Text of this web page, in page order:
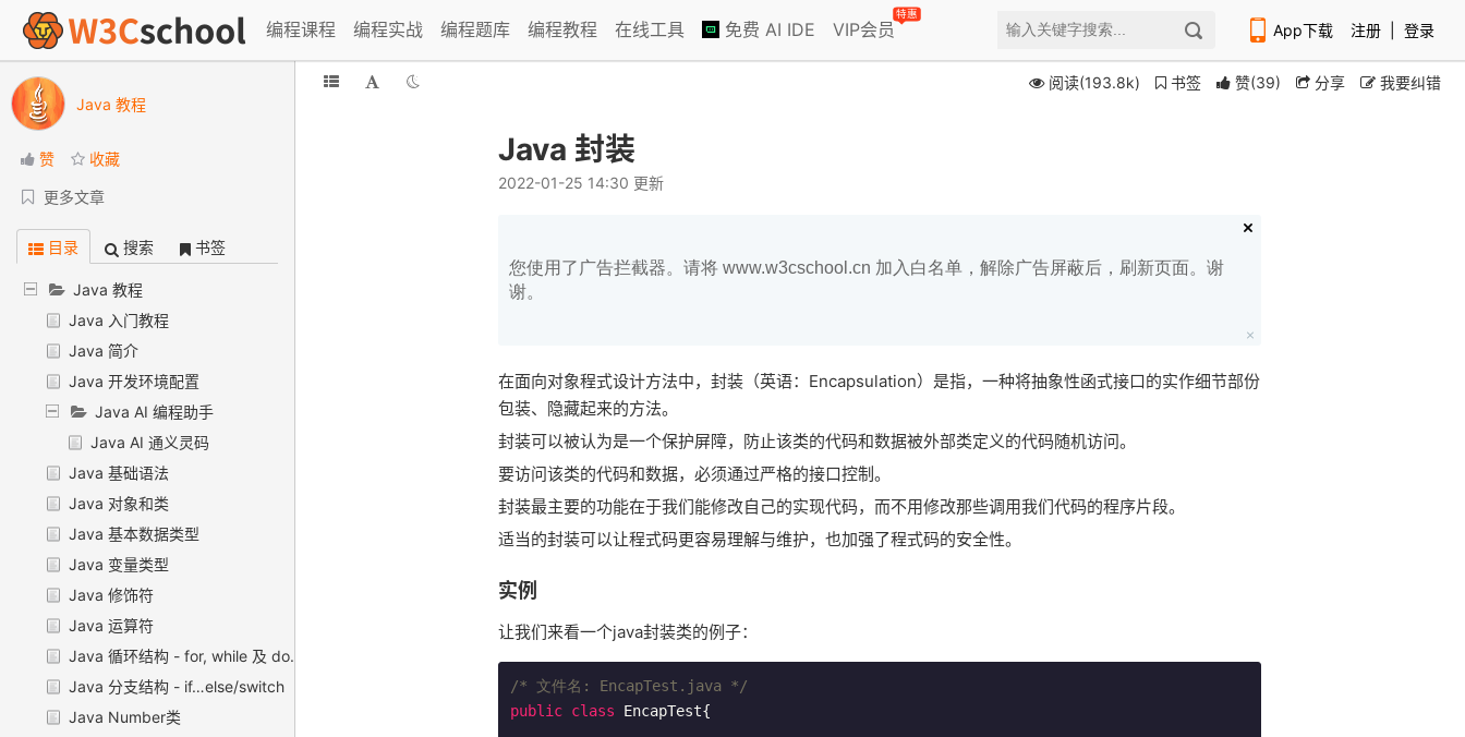
编程课程 编程实战 编程题库 编程教程 在线工具 免费 AI IDE VIP会员
特惠
App下载 注册 登录
Java 教程
赞 收藏
更多文章
目录 搜索 书签
Java 教程
Java 入门教程
Java 简介
Java 开发环境配置
Java AI 编程助手
Java AI 通义灵码
Java 基础语法
Java 对象和类
Java 基本数据类型
Java 变量类型
Java 修饰符
Java 运算符
Java 循环结构 - for, while 及 do…while
Java 分支结构 - if…else/switch
Java Number类
阅读(193.8k) 书签 赞(39) 分享 我要纠错
Java 封装
2022-01-25 14:30 更新
您使用了广告拦截器。请将 www.w3cschool.cn 加入白名单，解除广告屏蔽后，刷新页面。谢
谢。
在面向对象程式设计方法中，封装（英语：Encapsulation）是指，一种将抽象性函式接口的实作细节部份
包装、隐藏起来的方法。
封装可以被认为是一个保护屏障，防止该类的代码和数据被外部类定义的代码随机访问。
要访问该类的代码和数据，必须通过严格的接口控制。
封装最主要的功能在于我们能修改自己的实现代码，而不用修改那些调用我们代码的程序片段。
适当的封装可以让程式码更容易理解与维护，也加强了程式码的安全性。
实例
让我们来看一个java封装类的例子：
/* 文件名: EncapTest.java */
public class EncapTest{